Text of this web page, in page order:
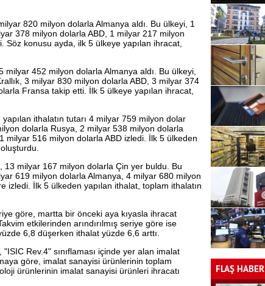
820 milyon dolarla Almanya aldı. Bu ülkeyi, 1
378 milyon dolarla ABD, 1 milyar 217 milyon
konusu ayda, ilk 5 ülkeye yapılan ihracat,
452 milyon dolarla Almanya aldı. Bu ülkeyi,
3 milyar 830 milyon dolarla ABD, 3 milyar 374
Fransa takip etti. İlk 5 ülkeye yapılan ihracat,
ithalatın tutarı 4 milyar 759 milyon dolar
dolarla Rusya, 2 milyar 538 milyon dolarla
516 milyon dolarla ABD izledi. İlk 5 ülkeden
milyar 167 milyon dolarla Çin yer buldu. Bu
619 milyon dolarla Almanya, 4 milyar 680 milyon
izledi. İlk 5 ülkeden yapılan ithalat, toplam ithalatın
göre, martta bir önceki aya kıyasla ihracat
etkilerinden arındırılmış seriye göre ise
6,8 düşerken ithalat yüzde 6,6 arttı.
Rev.4" sınıflaması içinde yer alan imalat
göre, imalat sanayisi ürünlerinin toplam
ürünlerinin imalat sanayisi ürünleri ihracatı
FLAŞ HABER